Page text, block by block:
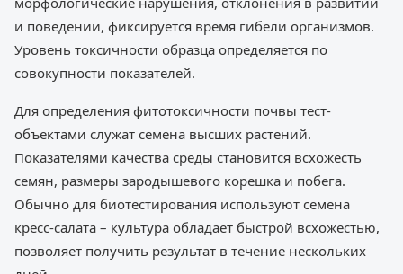
и поведении, фиксируется время гибели организмов.
Уровень токсичности образца определяется по
совокупности показателей.
Для определения фитотоксичности почвы тест-
объектами служат семена высших растений.
Показателями качества среды становится всхожесть
семян, размеры зародышевого корешка и побега.
Обычно для биотестирования используют семена
кресс-салата – культура обладает быстрой всхожестью,
позволяет получить результат в течение нескольких